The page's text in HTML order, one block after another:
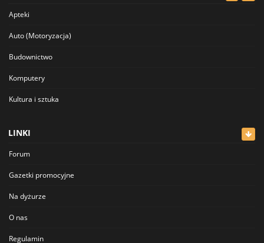
Apteki
Auto (Motoryzacja)
Budownictwo
Komputery
Kultura i sztuka
LINKI
Forum
Gazetki promocyjne
Na dyżurze
O nas
Regulamin